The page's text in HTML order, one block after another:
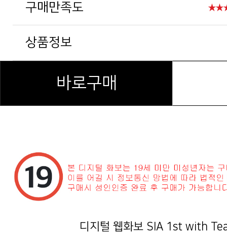
구매만족도
상품정보
바로구매
디지털 웹화보 SIA 1st with